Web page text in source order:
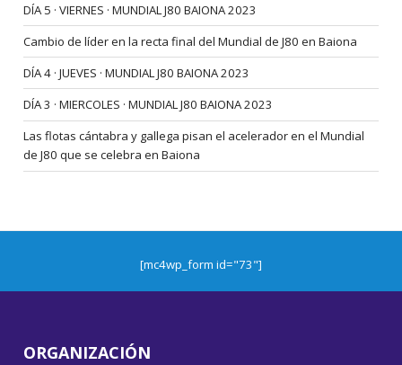
DÍA 5 · VIERNES · MUNDIAL J80 BAIONA 2023
Cambio de líder en la recta final del Mundial de J80 en Baiona
DÍA 4 · JUEVES · MUNDIAL J80 BAIONA 2023
DÍA 3 · MIERCOLES · MUNDIAL J80 BAIONA 2023
Las flotas cántabra y gallega pisan el acelerador en el Mundial
de J80 que se celebra en Baiona
[mc4wp_form id="73"]
ORGANIZACIÓN